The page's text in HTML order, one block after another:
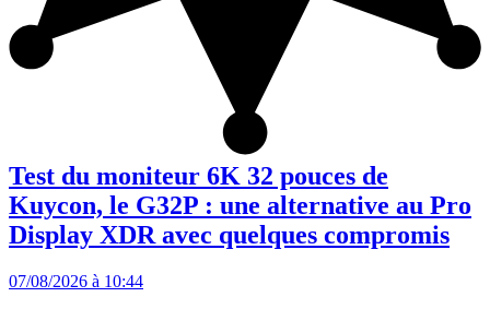
Test du moniteur 6K 32 pouces de
Kuycon, le G32P : une alternative au Pro
Display XDR avec quelques compromis
07/08/2026 à 10:44